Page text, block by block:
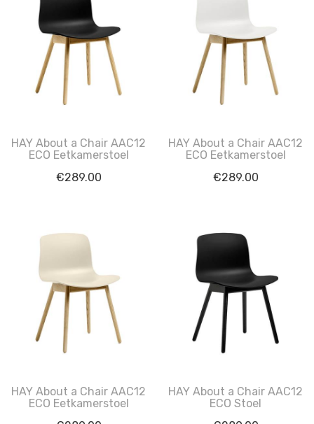
HAY About a Chair AAC12
ECO Eetkamerstoel
€289.00
HAY About a Chair AAC12
ECO Eetkamerstoel
€289.00
HAY About a Chair AAC12
ECO Eetkamerstoel
HAY About a Chair AAC12
ECO Stoel